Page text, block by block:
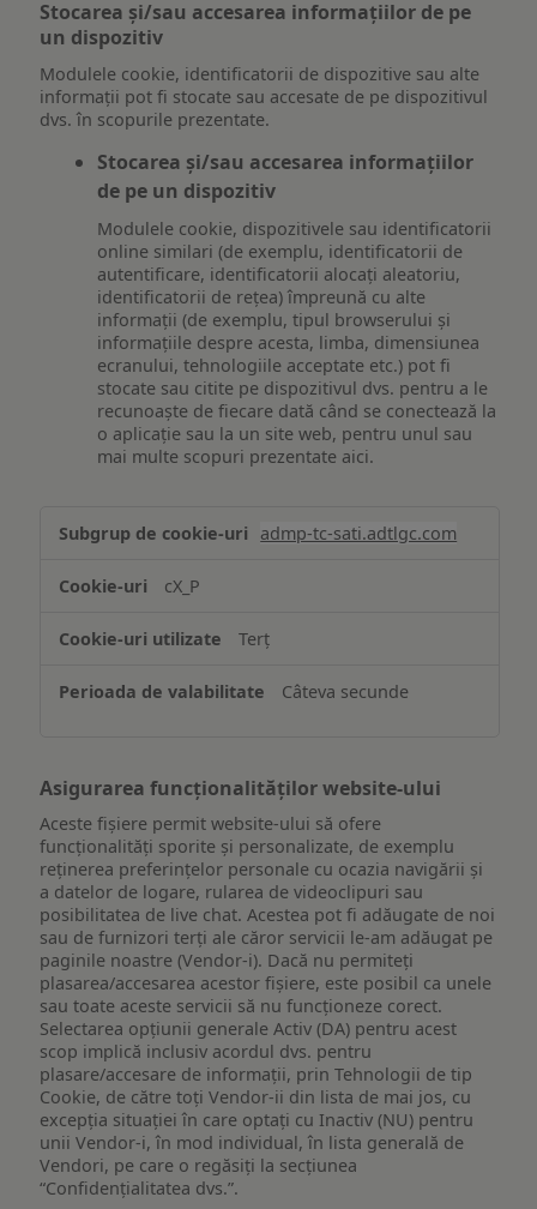
Stocarea și/sau accesarea informațiilor de pe
un dispozitiv
Modulele cookie, identificatorii de dispozitive sau alte
informații pot fi stocate sau accesate de pe dispozitivul
dvs. în scopurile prezentate.
Stocarea și/sau accesarea informațiilor
de pe un dispozitiv
Modulele cookie, dispozitivele sau identificatorii
online similari (de exemplu, identificatorii de
autentificare, identificatorii alocați aleatoriu,
identificatorii de rețea) împreună cu alte
informații (de exemplu, tipul browserului și
informațiile despre acesta, limba, dimensiunea
ecranului, tehnologiile acceptate etc.) pot fi
stocate sau citite pe dispozitivul dvs. pentru a le
recunoaște de fiecare dată când se conectează la
o aplicație sau la un site web, pentru unul sau
mai multe scopuri prezentate aici.
și/sau
informațiilor
pe
dispozitiv
admp-tc-sati.adtlgc.com
cX_P
Terț
Câteva secunde
Asigurarea funcționalităților website-ului
Aceste fișiere permit website-ului să ofere
funcționalități sporite și personalizate, de exemplu
reţinerea preferinţelor personale cu ocazia navigării și
a datelor de logare, rularea de videoclipuri sau
posibilitatea de live chat. Acestea pot fi adăugate de noi
sau de furnizori terți ale căror servicii le-am adăugat pe
paginile noastre (Vendor-i). Dacă nu permiteți
plasarea/accesarea acestor fișiere, este posibil ca unele
sau toate aceste servicii să nu funcționeze corect.
Selectarea opțiunii generale Activ (DA) pentru acest
scop implică inclusiv acordul dvs. pentru
plasare/accesare de informații, prin Tehnologii de tip
Cookie, de către toți Vendor-ii din lista de mai jos, cu
excepția situației în care optați cu Inactiv (NU) pentru
unii Vendor-i, în mod individual, în lista generală de
Vendori, pe care o regăsiți la secțiunea
“Confidențialitatea dvs.”.